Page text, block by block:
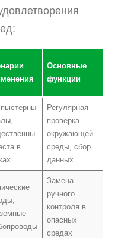
Основные
функции
в
Регулярная
проверка
окружающей
среды, сбор
данных
Замена
ручного
контроля в
опасных
средах